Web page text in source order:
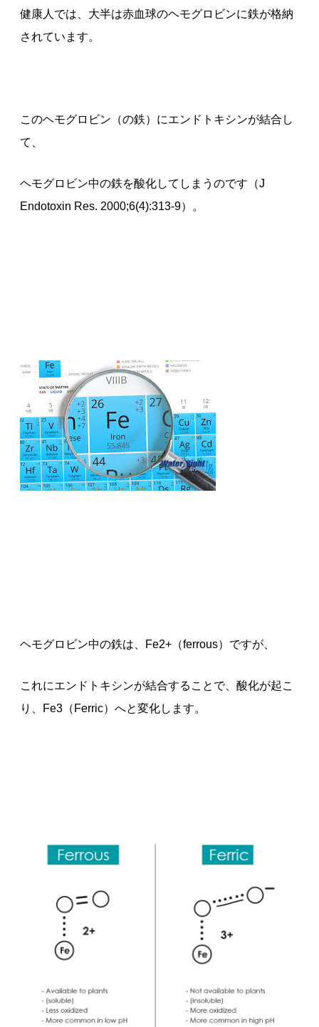
健康人では、大半は赤血球のヘモグロビンに鉄が格納
されています。
このヘモグロビン（の鉄）にエンドトキシンが結合し
て、
ヘモグロビン中の鉄を酸化してしまうのです（J
Endotoxin Res. 2000;6(4):313-9）。
ヘモグロビン中の鉄は、Fe2+（ferrous）ですが、
これにエンドトキシンが結合することで、酸化が起こ
り、Fe3（Ferric）へと変化します。